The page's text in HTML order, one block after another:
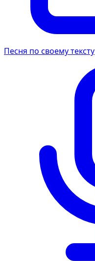
Песня по своему тексту